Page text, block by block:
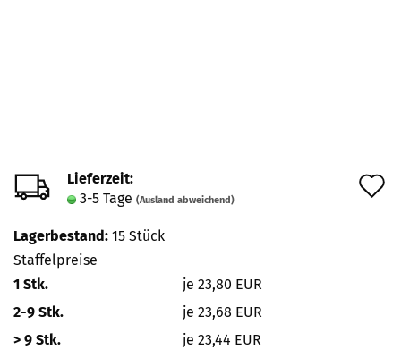
Lieferzeit:
3-5 Tage (Ausland abweichend)
Lagerbestand: 15 Stück
Staffelpreise
1 Stk.
je 23,80 EUR
2-9 Stk.
je 23,68 EUR
> 9 Stk.
je 23,44 EUR